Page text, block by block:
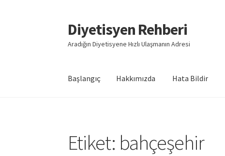
Dolaşıma
geç
İçeriğe
geç
Diyetisyen Rehberi
Aradığın Diyetisyene Hızlı Ulaşmanın Adresi
Başlangıç Hakkımızda Hata Bildir
Etiket: bahçeşehir